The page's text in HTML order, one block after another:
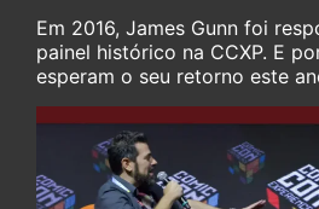
Em 2016, James Gunn foi
painel histórico na CCXP. E
esperam o seu retorno este